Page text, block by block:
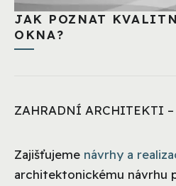
JAK POZNAT
OKNA?
ZAHRADNÍ ARCHITEKTI –
Zajišťujeme návrhy a
architektonickému návrhu